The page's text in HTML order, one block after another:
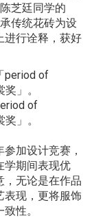
芝廷同学的
传统花砖为设
进行诠释，获好
of
」。
加设计竞赛，
学期间表现优
，无论是在作品
表现，更将服饰
性。